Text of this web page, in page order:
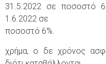
31.5.2022 σε ποσοστό
1.6.2022 σε
ποσοστό 6%.
χρήμα, ο δε χρόνος